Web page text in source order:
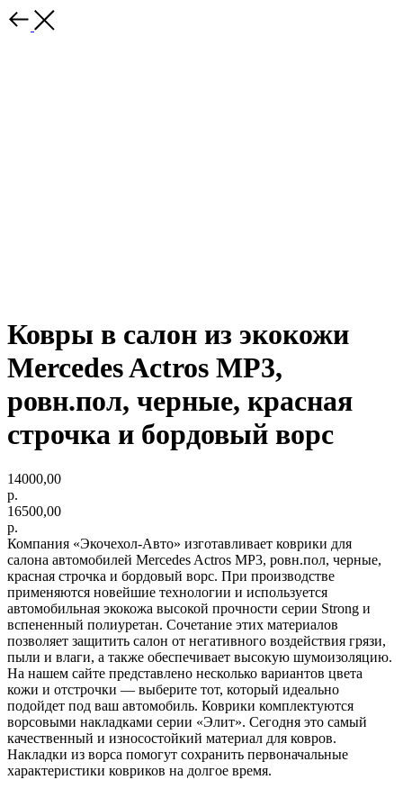
Ковры в салон из экокожи
Mercedes Actros МР3,
ровн.пол, черные, красная
строчка и бордовый ворс
14000,00
р.
16500,00
р.
Компания «Экочехол-Авто» изготавливает коврики для
салона автомобилей Mercedes Actros МР3, ровн.пол, черные,
красная строчка и бордовый ворс. При производстве
применяются новейшие технологии и используется
автомобильная экокожа высокой прочности серии Strong и
вспененный полиуретан. Сочетание этих материалов
позволяет защитить салон от негативного воздействия грязи,
пыли и влаги, а также обеспечивает высокую шумоизоляцию.
На нашем сайте представлено несколько вариантов цвета
кожи и отстрочки — выберите тот, который идеально
подойдет под ваш автомобиль. Коврики комплектуются
ворсовыми накладками серии «Элит». Сегодня это самый
качественный и износостойкий материал для ковров.
Накладки из ворса помогут сохранить первоначальные
характеристики ковриков на долгое время.